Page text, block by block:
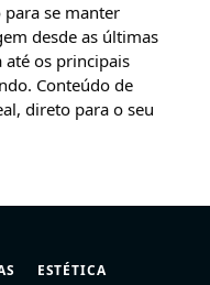
para se manter
desde as últimas
os principais
Conteúdo de
direto para o seu
ESTÉTICA